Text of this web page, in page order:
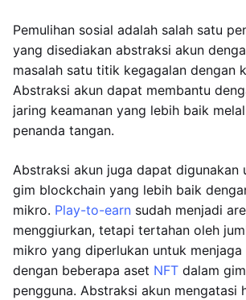
Pemulihan sosial adalah salah satu
yang disediakan abstraksi akun
masalah satu titik kegagalan dengan
Abstraksi akun dapat membantu
jaring keamanan yang lebih baik
penanda tangan.
Abstraksi akun juga dapat digunakan
gim blockchain yang lebih baik
mikro. Play-to-earn sudah menjadi
menggiurkan, tetapi tertahan oleh
mikro yang diperlukan untuk menjaga
dengan beberapa aset NFT dalam
pengguna. Abstraksi akun mengatasi